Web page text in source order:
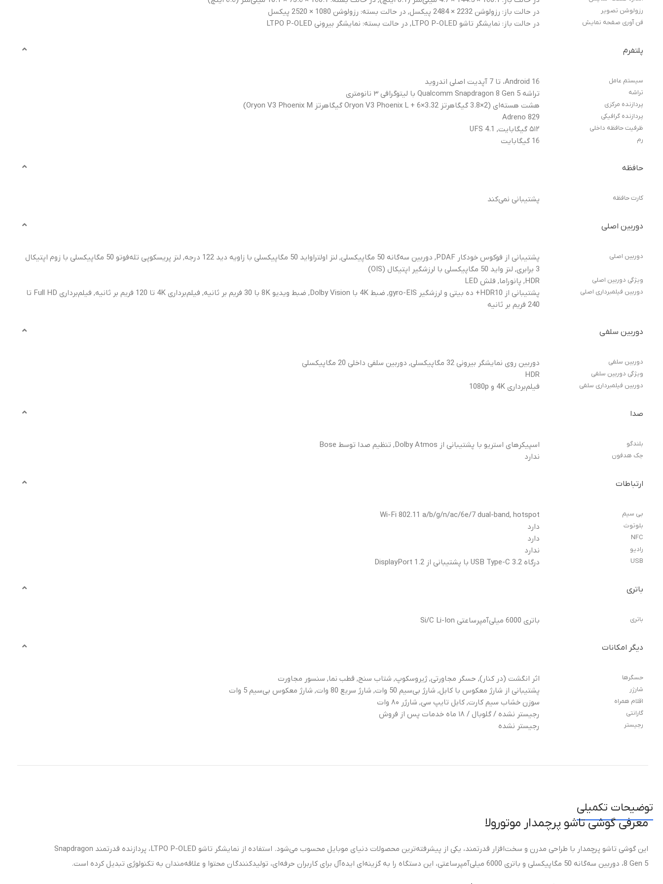
رزولوشن تصویر در حالت باز: رزولوشن 2232 × 2484 پیکسل, در حالت بسته: رزولوشن 1080 × 2520 پیکسل
فن آوری صفحه نمایش در حالت باز: نمایشگر تاشو LTPO P-OLED, در حالت بسته: نمایشگر بیرونی LTPO P-OLED
پلتفرم
سیستم عامل Android 16، تا 7 آپدیت اصلی اندروید
تراشه تراشه Qualcomm Snapdragon 8 Gen 5 با لیتوگرافی ۳ نانومتری
پردازنده مرکزی هشت هسته‌ای (2×3.8 گیگاهرتز Oryon V3 Phoenix L + 6×3.32 گیگاهرتز Oryon V3 Phoenix M)
پردازنده گرافیکی Adreno 829
ظرفیت حافظه داخلی ۵۱۲ گیگابایت, UFS 4.1
رم 16 گیگابایت
حافظه
کارت حافظه پشتیبانی نمی‌کند
دوربین اصلی
دوربین اصلی
پشتیبانی از فوکوس خودکار PDAF, دوربین سه‌گانه 50 مگاپیکسلی, لنز اولتراواید 50 مگاپیکسلی با زاویه دید 122 درجه, لنز پریسکوپی تله‌فوتو 50 مگاپیکسلی با زوم اپتیکال
3 برابری, لنز واید 50 مگاپیکسلی با لرزشگیر اپتیکال (OIS)
ویژگی دوربین اصلی HDR, پانوراما, فلش LED
دوربین فیلمبرداری اصلی
پشتیبانی از HDR10+ ده بیتی و لرزشگیر gyro-EIS, ضبط 4K با Dolby Vision, ضبط ویدیو 8K با 30 فریم بر ثانیه, فیلم‌برداری 4K تا 120 فریم بر ثانیه, فیلم‌برداری Full HD تا
240 فریم بر ثانیه
دوربین سلفی
دوربین سلفی دوربین روی نمایشگر بیرونی 32 مگاپیکسلی, دوربین سلفی داخلی 20 مگاپیکسلی
ویژگی دوربین سلفی HDR
دوربین فیلمبرداری سلفی فیلم‌برداری 4K و 1080p
صدا
بلندگو اسپیکرهای استریو با پشتیبانی از Dolby Atmos, تنظیم صدا توسط Bose
جک هدفون ندارد
ارتباطات
بی سیم Wi-Fi 802.11 a/b/g/n/ac/6e/7 dual-band, hotspot
بلوتوث دارد
NFC دارد
رادیو ندارد
USB درگاه USB Type-C 3.2 با پشتیبانی از DisplayPort 1.2
باتری
باتری باتری 6000 میلی‌آمپرساعتی Si/C Li-Ion
دیگر امکانات
حسگرها اثر انگشت (در کنار), حسگر مجاورتی, ژیروسکوپ, شتاب سنج, قطب نما, سنسور مجاورت
شارژر پشتیبانی از شارژ معکوس با کابل, شارژ بی‌سیم 50 وات, شارژ سریع 80 وات, شارژ معکوس بی‌سیم 5 وات
اقلام همراه سوزن خشاب سیم کارت, کابل تایپ سی, شارژر ۸۰ وات
گارانتی رجیستر نشده / گلوبال / ۱۸ ماه خدمات پس از فروش
رجیستر رجیستر نشده
توضیحات تکمیلی
معرفی گوشی تاشو پرچمدار موتورولا
این گوشی تاشو پرچمدار با طراحی مدرن و سخت‌افزار قدرتمند، یکی از پیشرفته‌ترین محصولات دنیای موبایل محسوب می‌شود. استفاده از نمایشگر تاشو LTPO P-OLED، پردازنده قدرتمند Snapdragon
8 Gen 5، دوربین سه‌گانه 50 مگاپیکسلی و باتری 6000 میلی‌آمپرساعتی، این دستگاه را به گزینه‌ای ایده‌آل برای کاربران حرفه‌ای، تولیدکنندگان محتوا و علاقه‌مندان به تکنولوژی تبدیل کرده است.